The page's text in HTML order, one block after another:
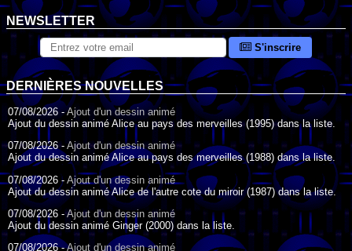
NEWSLETTER
S'inscrire
DERNIÈRES NOUVELLES
07/08/2026 -Ajout d'un dessin animé
Ajout du dessin animé Alice au pays des merveilles (1995) dans la liste.
07/08/2026 -Ajout d'un dessin animé
Ajout du dessin animé Alice au pays des merveilles (1988) dans la liste.
07/08/2026 - Ajout d'un dessin animé
Ajout du dessin animé Alice de l'autre cote du miroir (1987) dans la liste.
07/08/2026 -Ajout d'un dessin animé
Ajout du dessin animé Ginger (2000) dans la liste.
07/08/2026 -Ajout d'un dessin animé